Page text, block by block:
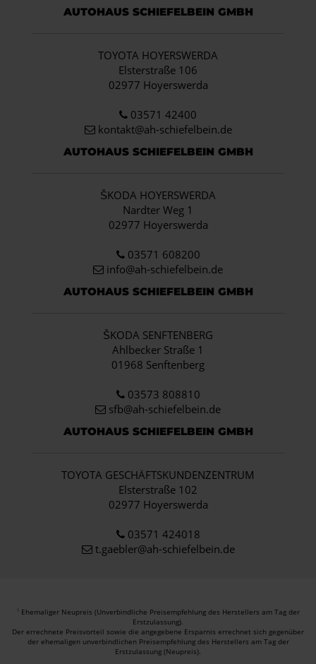
AUTOHAUS SCHIEFELBEIN GMBH
TOYOTA HOYERSWERDA
Elsterstraße 106
02977 Hoyerswerda
03571 42400
kontakt@ah-schiefelbein.de
AUTOHAUS SCHIEFELBEIN GMBH
ŠKODA HOYERSWERDA
Nardter Weg 1
02977 Hoyerswerda
03571 608200
info@ah-schiefelbein.de
AUTOHAUS SCHIEFELBEIN GMBH
ŠKODA SENFTENBERG
Ahlbecker Straße 1
01968 Senftenberg
03573 808810
sfb@ah-schiefelbein.de
AUTOHAUS SCHIEFELBEIN GMBH
TOYOTA GESCHÄFTSKUNDENZENTRUM
Elsterstraße 102
02977 Hoyerswerda
03571 424018
t.gaebler@ah-schiefelbein.de
1 Ehemaliger Neupreis (Unverbindliche Preisempfehlung des Herstellers am Tag der
Erstzulassung).
Der errechnete Preisvorteil sowie die angegebene Ersparnis errechnet sich gegenüber
der ehemaligen unverbindlichen Preisempfehlung des Herstellers am Tag der
Erstzulassung (Neupreis).